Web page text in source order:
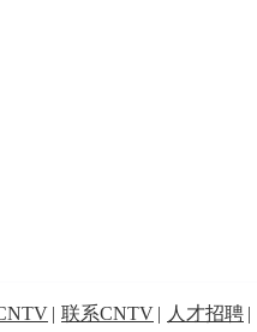
| 联系CNTV | 人才招聘 |